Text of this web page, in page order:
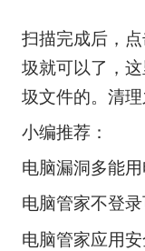
扫描完成后，
圾就可以了，
圾文件的。清理
小编推荐：
电脑漏洞多能
电脑管家不登
电脑管家应用